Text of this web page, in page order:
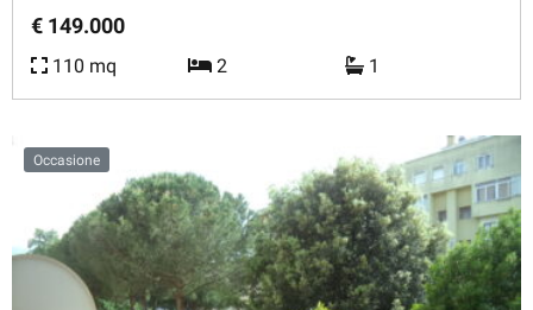
€ 149.000
110 mq 2 1
Occasione